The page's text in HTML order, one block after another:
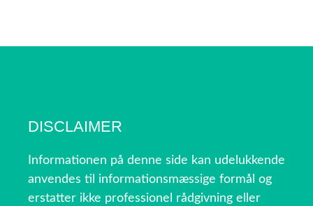
DISCLAIMER
Informationen på denne side kan udelukkende
anvendes til informationsmæssige formål og
erstatter ikke professionel rådgivning eller